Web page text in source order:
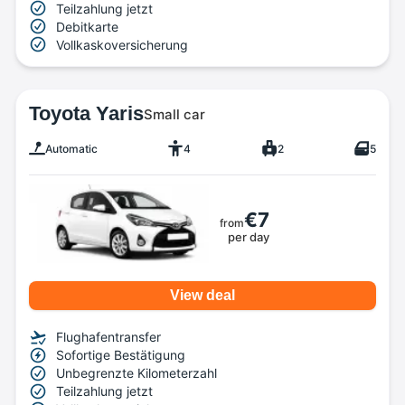
Teilzahlung jetzt
Debitkarte
Vollkaskoversicherung
Toyota YarisSmall car
Automatic 4 2 5
from€7
per day
View deal
Flughafentransfer
Sofortige Bestätigung
Unbegrenzte Kilometerzahl
Teilzahlung jetzt